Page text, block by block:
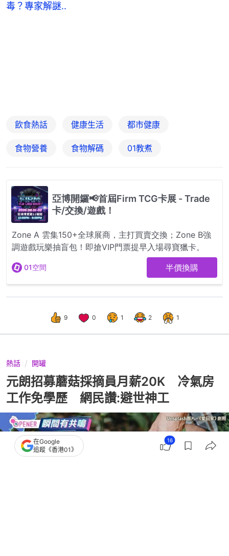
毒？專家解謎..
飲食熱話 健康生活 都市健康
食物營養 食物解碼 01教煮
9 0 1 2 1
熱話 開罐
元朗招募蘑菇採摘員月薪20K 冷氣房
工作免學歷 網民讚:避世神工
在Google
追蹤《香港01》
16